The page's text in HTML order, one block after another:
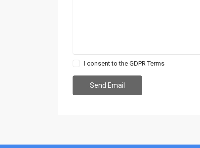
I consent to the GDPR Terms